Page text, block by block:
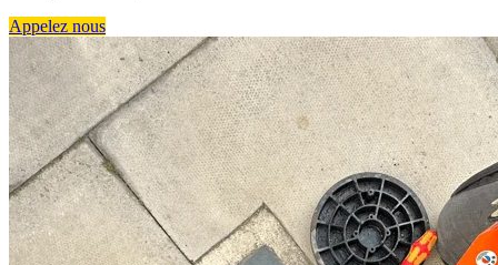
Appelez nous